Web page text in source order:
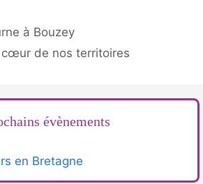
à Bouzey
cœur de nos territoires
évènements
en Bretagne